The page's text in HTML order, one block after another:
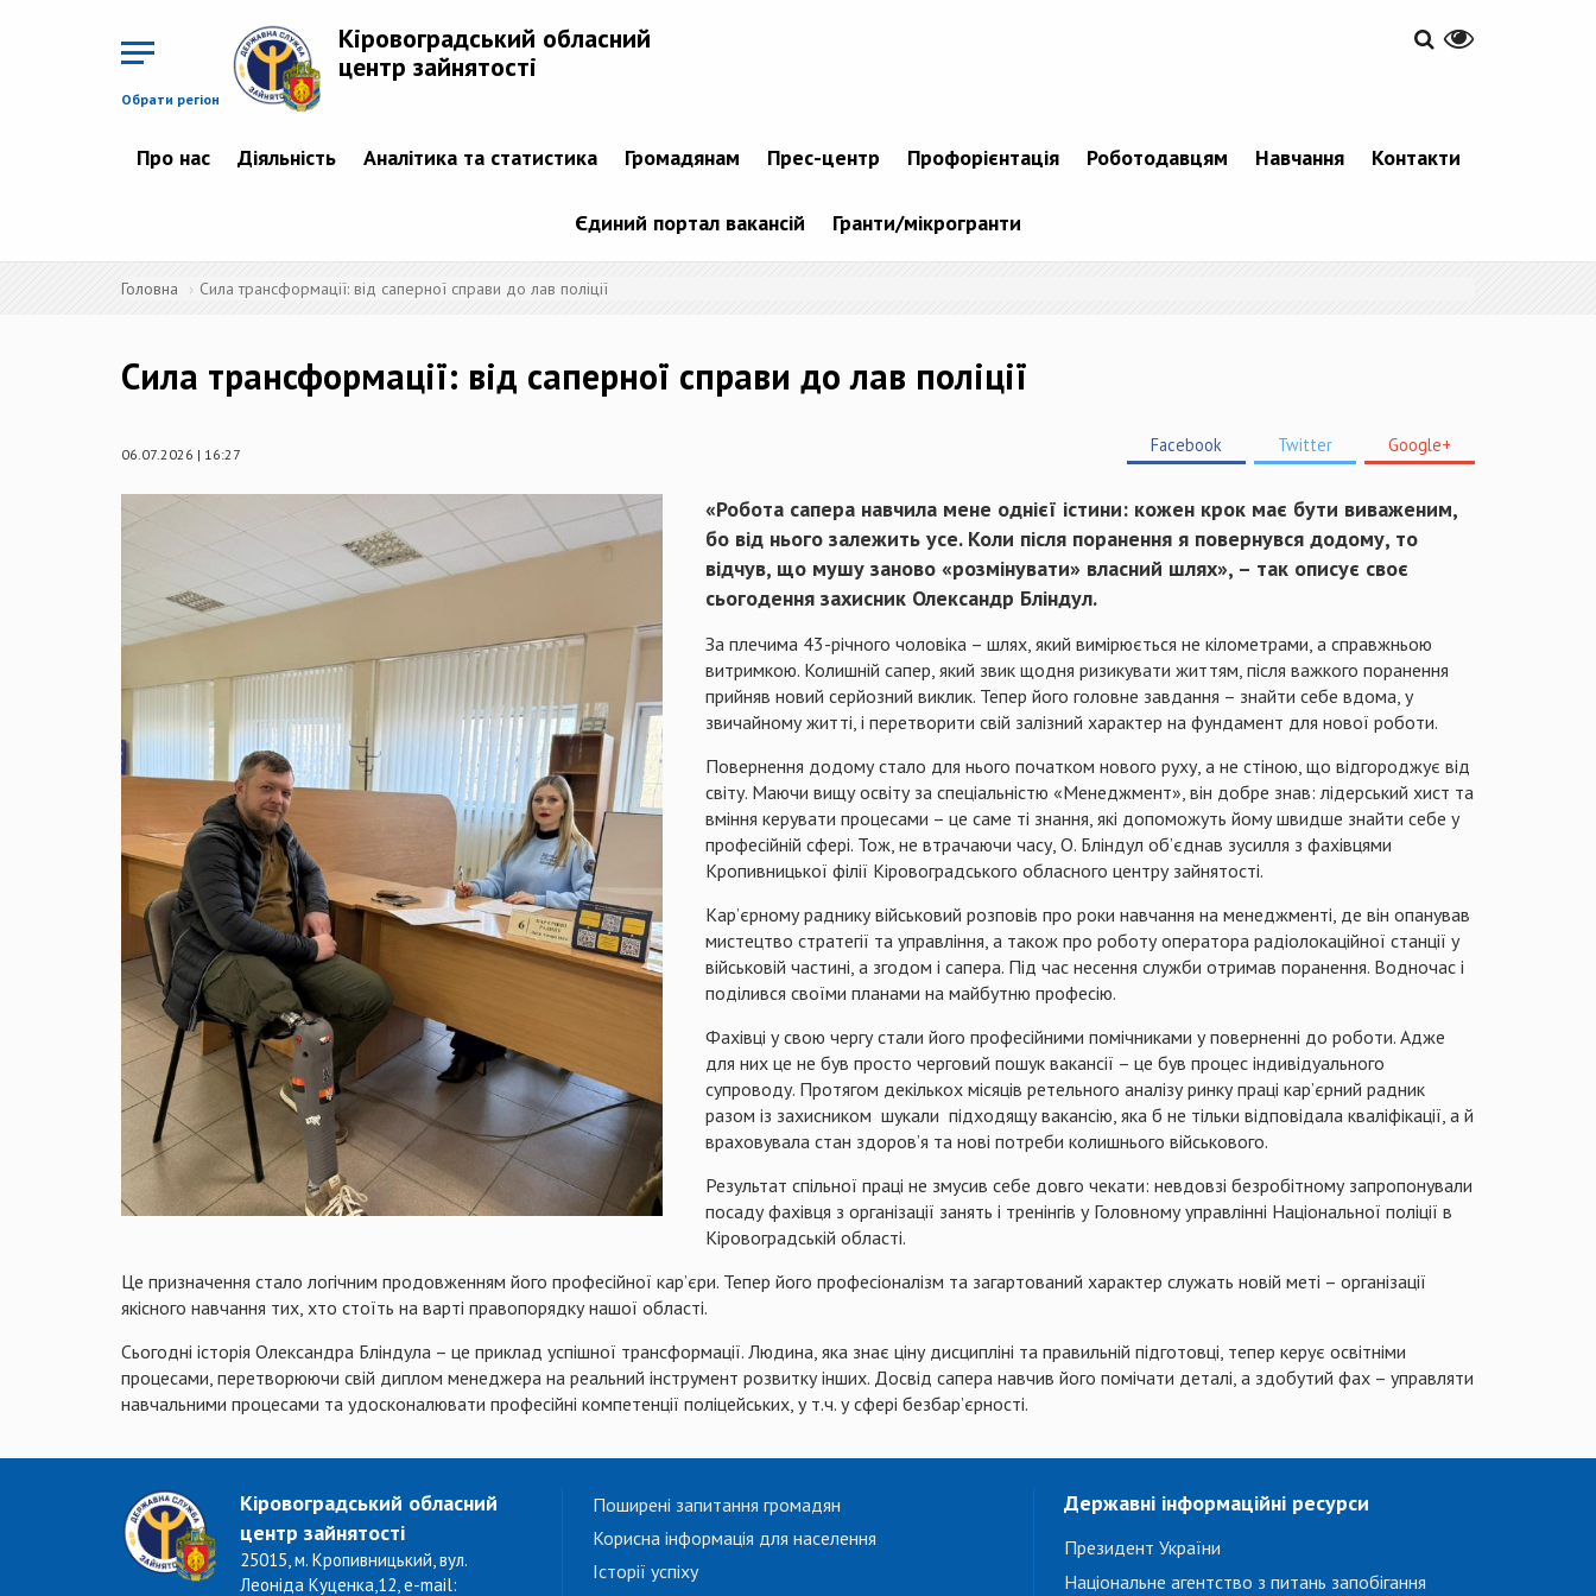
Обрати регіон
Кіровоградський обласний
центр зайнятості
Про нас Діяльність Аналітика та статистика Громадянам Прес-центр Профорієнтація Роботодавцям Навчання Контакти
Єдиний портал вакансій Гранти/мікрогранти
Головна Сила трансформації: від саперної справи до лав поліції
Сила трансформації: від саперної справи до лав поліції
06.07.2026 | 16:27 Facebook Twitter Google+
«Робота сапера навчила мене однієї істини: кожен крок має бути виваженим,
бо від нього залежить усе. Коли після поранення я повернувся додому, то
відчув, що мушу заново «розмінувати» власний шлях», – так описує своє
сьогодення захисник Олександр Бліндул.
За плечима 43-річного чоловіка – шлях, який вимірюється не кілометрами, а справжньою
витримкою. Колишній сапер, який звик щодня ризикувати життям, після важкого поранення
прийняв новий серйозний виклик. Тепер його головне завдання – знайти себе вдома, у
звичайному житті, і перетворити свій залізний характер на фундамент для нової роботи.
Повернення додому стало для нього початком нового руху, а не стіною, що відгороджує від
світу. Маючи вищу освіту за спеціальністю «Менеджмент», він добре знав: лідерський хист та
вміння керувати процесами – це саме ті знання, які допоможуть йому швидше знайти себе у
професійній сфері. Тож, не втрачаючи часу, О. Бліндул об’єднав зусилля з фахівцями
Кропивницької філії Кіровоградського обласного центру зайнятості.
Кар’єрному раднику військовий розповів про роки навчання на менеджменті, де він опанував
мистецтво стратегії та управління, а також про роботу оператора радіолокаційної станції у
військовій частині, а згодом і сапера. Під час несення служби отримав поранення. Водночас і
поділився своїми планами на майбутню професію.
Фахівці у свою чергу стали його професійними помічниками у поверненні до роботи. Адже
для них це не був просто черговий пошук вакансії – це був процес індивідуального
супроводу. Протягом декількох місяців ретельного аналізу ринку праці кар’єрний радник
разом із захисником шукали підходящу вакансію, яка б не тільки відповідала кваліфікації, а й
враховувала стан здоров’я та нові потреби колишнього військового.
Результат спільної праці не змусив себе довго чекати: невдовзі безробітному запропонували
посаду фахівця з організації занять і тренінгів у Головному управлінні Національної поліції в
Кіровоградській області.
Це призначення стало логічним продовженням його професійної кар’єри. Тепер його професіоналізм та загартований характер служать новій меті – організації
якісного навчання тих, хто стоїть на варті правопорядку нашої області.
Сьогодні історія Олександра Бліндула – це приклад успішної трансформації. Людина, яка знає ціну дисципліні та правильній підготовці, тепер керує освітніми
процесами, перетворюючи свій диплом менеджера на реальний інструмент розвитку інших. Досвід сапера навчив його помічати деталі, а здобутий фах – управляти
навчальними процесами та удосконалювати професійні компетенції поліцейських, у т.ч. у сфері безбар’єрності.
Кіровоградський обласний
центр зайнятості
25015, м. Кропивницький, вул.
Леоніда Куценка,12, e-mail:
Поширені запитання громадян
Корисна інформація для населення
Історії успіху
Державні інформаційні ресурси
Президент України
Національне агентство з питань запобігання